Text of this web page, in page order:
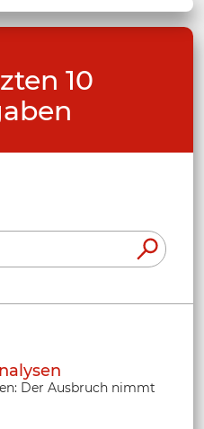
10
Der Ausbruch nimmt